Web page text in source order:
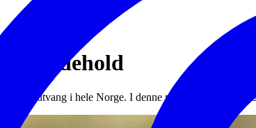
hundehold
båndtvang i hele Norge. I denne perioden må du